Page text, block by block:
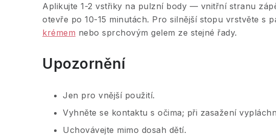
Aplikujte 1-2 vstřiky na pulzní body — vnitřní stranu
otevře po 10-15 minutách. Pro silnější stopu vrstvěte s
krémem nebo sprchovým gelem ze stejné řady.
Upozornění
Jen pro vnější použití.
Vyhněte se kontaktu s očima; při zasažení
Uchovávejte mimo dosah dětí.